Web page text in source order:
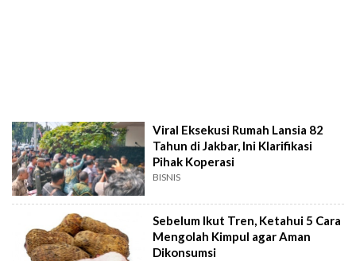
Viral Eksekusi Rumah Lansia 82
Tahun di Jakbar, Ini Klarifikasi
Pihak Koperasi
BISNIS
Sebelum Ikut Tren, Ketahui 5 Cara
Mengolah Kimpul agar Aman
Dikonsumsi